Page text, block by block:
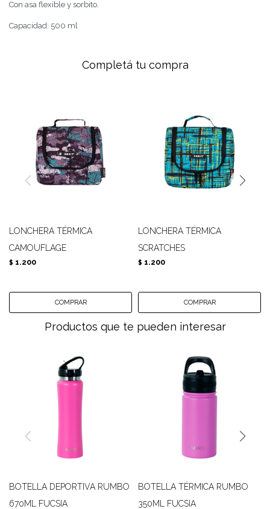
Con asa flexible y sorbito.
Capacidad: 500 ml
Completá tu compra
LONCHERA TÉRMICA
CAMOUFLAGE
$ 1.200
LONCHERA TÉRMICA
SCRATCHES
$ 1.200
Productos que te pueden interesar
BOTELLA DEPORTIVA RUMBO
670ML FUCSIA
BOTELLA TÉRMICA RUMBO
350ML FUCSIA